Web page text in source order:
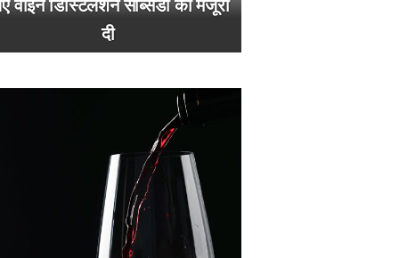
वाइन डिस्टिलेशन सब्सिडी को मंजूरी
दी